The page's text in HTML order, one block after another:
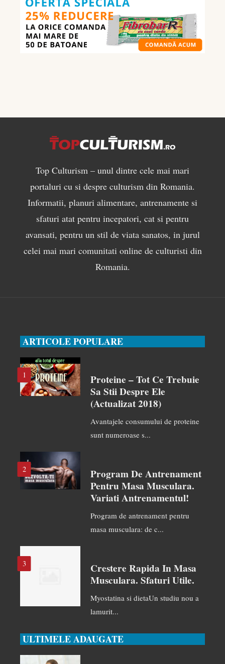
mănânci
pentru
masă
musculară
Top Culturism – unul dintre cele mai mari
portaluri cu si despre culturism din Romania.
Informatii, planuri alimentare, antrenamente si
sfaturi atat pentru incepatori, cat si pentru
avansati, pentru un stil de viata sanatos, in jurul
celei mai mari comunitati online de culturisti din
Romania.
ARTICOLE POPULARE
1
Proteine – Tot Ce Trebuie
Sa Stii Despre Ele
(actualizat 2018)
Avantajele consumului de proteine
sunt numeroase s...
2
Program De Antrenament
Pentru Masa Musculara.
Variati Antrenamentul!
Program de antrenament pentru
masa musculara: de c...
3
Crestere Rapida In Masa
Musculara. Sfaturi Utile.
Myostatina si dietaUn studiu nou a
lamurit...
ULTIMELE ADAUGATE